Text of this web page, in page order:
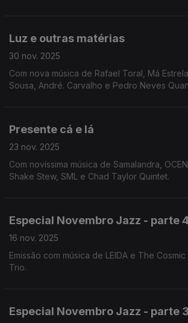
Luz e outras matérias
30 nov. 2025
Com nova música de Rafael Toral, Má
Sousa, André. Carvalho e Pedro Neves
Presente cá e lá
23 nov. 2025
Com novíssima música de Samalandra,
Shake Stew, SML e Chad Taylor Quintet.
Especial Novembro Jazz - parte 4
16 nov. 2025
Emissão com música de LEIDA e The
Trio.
Especial Novembro Jazz - parte 3